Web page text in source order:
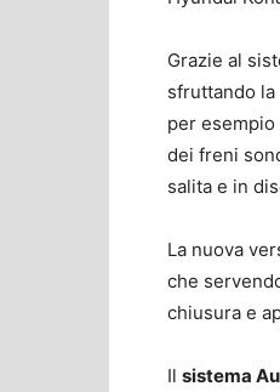
Grazie al
sfruttando la
per
dei freni
salita e in
La nuova
che
chiusura e
Il sistema